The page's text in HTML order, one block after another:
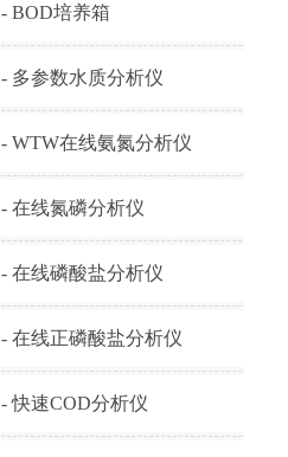
- BOD培养箱
- 多参数水质分析仪
- WTW在线氨氮分析仪
- 在线氮磷分析仪
- 在线磷酸盐分析仪
- 在线正磷酸盐分析仪
- 快速COD分析仪